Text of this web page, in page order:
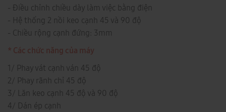
- Điều chỉnh chiều dày làm việc bằng điện
- Hệ thống 2 nồi keo cạnh 45 và 90 độ
- Chiều rộng cạnh đứng: 3mm
* Các chức năng của máy
1/ Phay vát cạnh ván 45 độ
2/ Phay rãnh chỉ 45 độ
3/ Lăn keo cạnh 45 độ và 90 độ
4/ Dán ép cạnh